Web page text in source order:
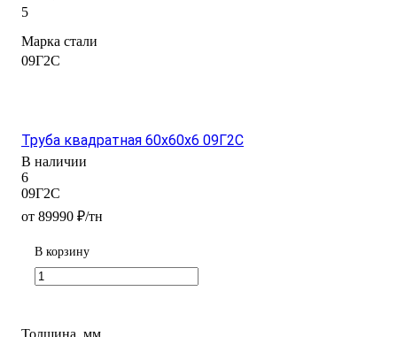
5
Марка стали
09Г2С
Труба квадратная 60х60х6 09Г2С
В наличии
6
09Г2С
от 89990 ₽/тн
В корзину
Толщина, мм